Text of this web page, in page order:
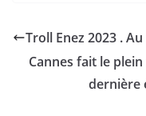
Troll Enez 2023 .
Cannes fait le
dernière